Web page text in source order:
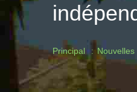
Principal Nouvelles